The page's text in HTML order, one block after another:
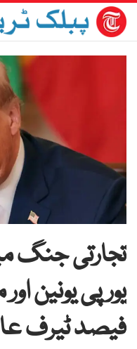
تجارتی جنگ
فیصد ٹیرف